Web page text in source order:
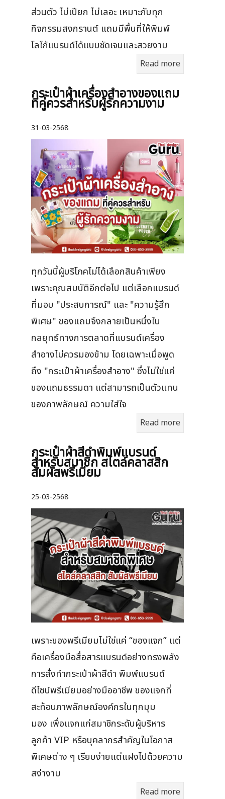
ส่วนตัว ไม่เปียก ไม่เลอะ เหมาะกับทุก
กิจกรรมสงกรานต์ แถมมีพื้นที่ให้พิมพ์
โลโก้แบรนด์ได้แบบชัดเจนและสวยงาม
Read more
กระเป๋าผ้าเครื่องสําอางของแถม
ที่คู่ควรสำหรับผู้รักความงาม
31-03-2568
ทุกวันนี้ผู้บริโภคไม่ได้เลือกสินค้าเพียง
เพราะคุณสมบัติอีกต่อไป แต่เลือกแบรนด์
ที่มอบ "ประสบการณ์" และ "ความรู้สึก
พิเศษ" ของแถมจึงกลายเป็นหนึ่งใน
กลยุทธ์ทางการตลาดที่แบรนด์เครื่อง
สำอางไม่ควรมองข้าม โดยเฉพาะเมื่อพูด
ถึง "กระเป๋าผ้าเครื่องสำอาง" ซึ่งไม่ใช่แค่
ของแถมธรรมดา แต่สามารถเป็นตัวแทน
ของภาพลักษณ์ ความใส่ใจ
Read more
กระเป๋าผ้าสีดำพิมพ์แบรนด์
สำหรับสมาชิก สไตล์คลาสสิก
สัมผัสพรีเมียม
25-03-2568
เพราะของพรีเมียมไม่ใช่แค่ “ของแจก” แต่
คือเครื่องมือสื่อสารแบรนด์อย่างทรงพลัง
การสั่งทำกระเป๋าผ้าสีดำ พิมพ์แบรนด์
ดีไซน์พรีเมียมอย่างมืออาชีพ ของแจกที่
สะท้อนภาพลักษณ์องค์กรในทุกมุม
มอง เพื่อแจกแก่สมาชิกระดับผู้บริหาร
ลูกค้า VIP หรือบุคลากรสำคัญในโอกาส
พิเศษต่าง ๆ เรียบง่ายแต่แฝงไปด้วยความ
สง่างาม
Read more